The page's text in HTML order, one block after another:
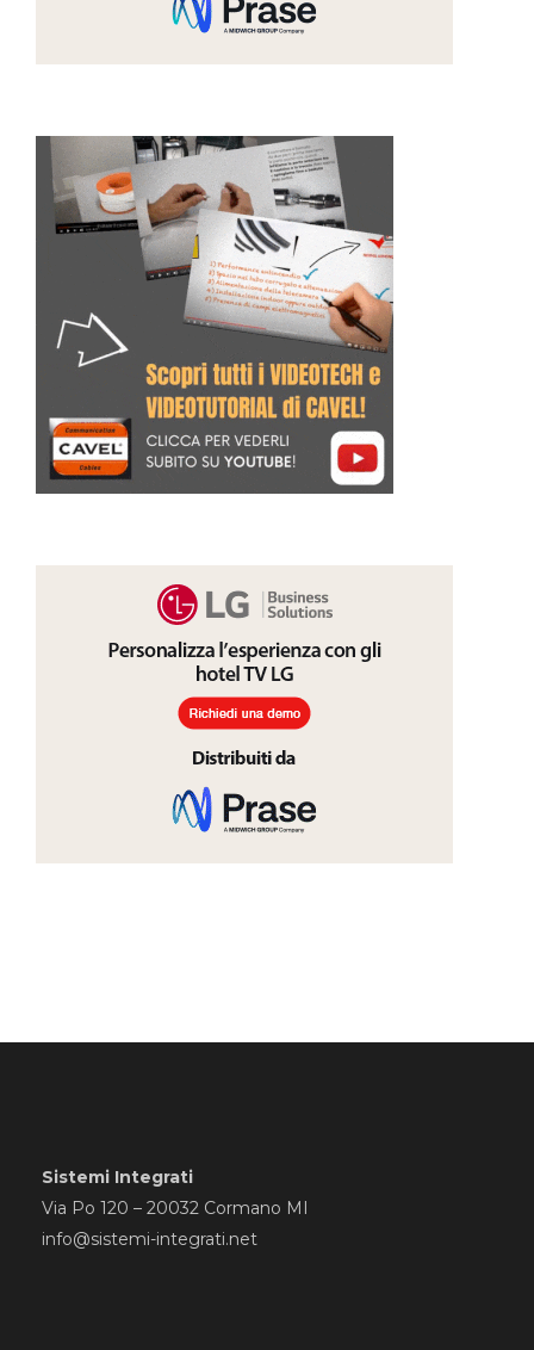
Sistemi Integrati
Via Po 120 – 20032 Cormano MI
info@sistemi-integrati.net